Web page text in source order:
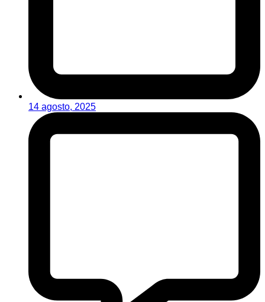
14 agosto, 2025